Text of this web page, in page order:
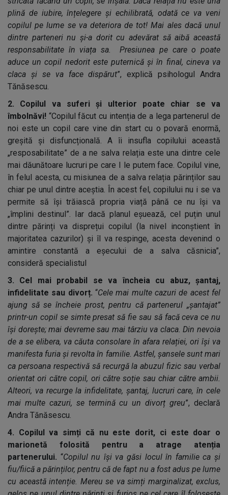
plină de iubire, înțelegere și echilibrată, odată ce va veni
copilul pe lume se va deteriora de tot! Mai ales dacă unul
dintre parteneri nu și-a dorit cu adevărat să aibă această
responsabilitate în viața sa. Presiunea pe care o poate
aduce un copil nedorit este puternică și în final, cineva va
claca și se va face dispărut”, explică psihologul Andra
Tănăsescu.
2. Copilul va suferi și ulterior poate chiar se va
îmbolnăvi! “Copilul făcut cu intenția de a lega partenerul de
noi este un copil care vine din start cu o povară enormă,
greșită și disfuncțională. A îi insufla copilului această
„resposabilitate” de a ne salva relația este una dintre cele
mai dăunătoare lucruri pe care I le putem face. Copilul vine,
în felul acesta, cu misiunea de a salva relația părinților sau
chiar pe unul dintre aceștia. În acest fel, copilului nu i se va
permite să își trăiască propria viață până ce nu își va
„împlini destinul”. Iar dacă planul eșuează, cel puțin unul
dintre părinți va disprețui copilul (la nivel inconștient în
majoritatea cazurilor) și îl va respinge, acesta devenind o
amintire constantă a eșecului de a salva căsnicia”,
consideră specialistul
3. Cel mai probabil se va încheia cu abuz, șantaj,
infidelitate sau divorț. “Cele mai multe cazuri de acest fel
ajung să se încheie prost, pentru că partenerul „șantajat”
printr-un copil se simte presat să fie sau să facă ceva ce nu
își dorește; mai devreme sau mai târziu va claca. Din nevoia
de a se elibera, va căuta consolare în afara relației, ori își va
manifesta furia și revolta în familie. Astfel, șansele sunt mari
ca persoana respectivă să recurgă la abuzul fizic sau verbal
orientat ori către copil, ori către soție sau chiar către ambii.
Alteori, va recurge la infidelitate, șantaj, lucruri care, în cele
mai multe cazuri, se termină cu un divorț greu”, declară
Andra Tănăsescu.
4. Copilul va simți că nu este dorit, ci este doar o
marionetă folosită pentru a atrage atenția
partenerului. “Copilul nu își va găsi locul în familie ca și
fiu/fiică a părinților, pentru că de fapt nu a fost adus pe lume
cu această intenție. Mereu se va simți marginalizat, exclus,